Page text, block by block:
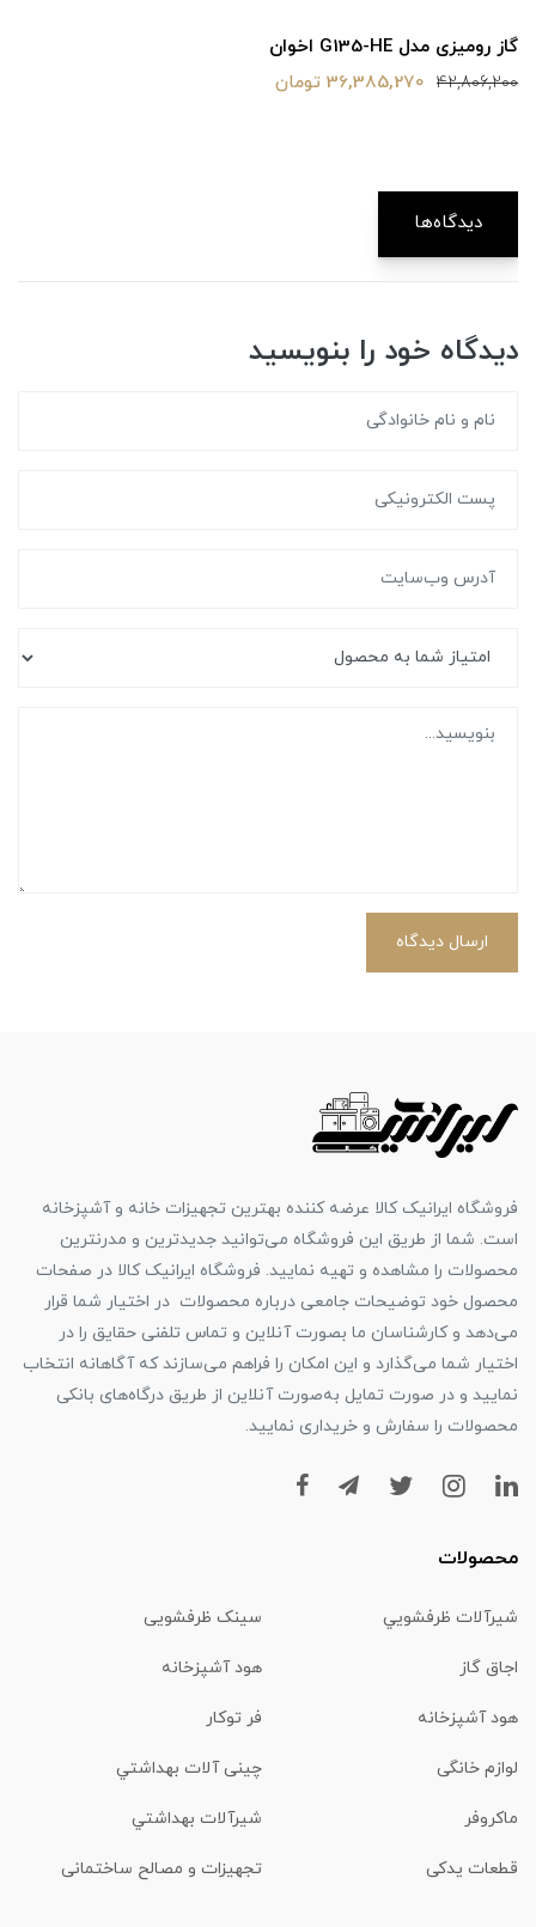
گاز رومیزی مدل G135-HE اخوان
42,806,200 36,385,270 تومان
دیدگاه‌ها
دیدگاه خود را بنویسید
ارسال دیدگاه
فروشگاه ایرانیک کالا عرضه کننده بهترین تجهیزات خانه و آشپزخانه
است. شما از طریق این فروشگاه می‌توانید جدیدترین و مدرنترین
محصولات را مشاهده و تهیه نمایید. فروشگاه ایرانیک کالا در صفحات
محصول خود توضیحات جامعی درباره محصولات در اختیار شما قرار
می‌دهد و کارشناسان ما بصورت آنلاین و تماس تلفنی حقایق را در
اختیار شما می‌گذارد و این امکان را فراهم می‌سازند که آگاهانه انتخاب
نمایید و در صورت تمایل به‌صورت آنلاین از طریق درگاه‌های بانکی
محصولات را سفارش و خریداری نمایید.
محصولات
شیرآلات ظرفشويي سینک ظرفشویی
اجاق گاز هود آشپزخانه
هود آشپزخانه فر توکار
لوازم خانگی چینی آلات بهداشتي
ماكروفر شیرآلات بهداشتي
قطعات یدکی تجهیزات و مصالح ساختمانی